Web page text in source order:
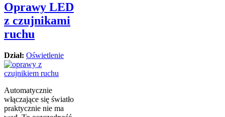
Oprawy LED
z czujnikami
ruchu
Dział: Oświetlenie
Automatycznie
włączające się światło
praktycznie nie ma